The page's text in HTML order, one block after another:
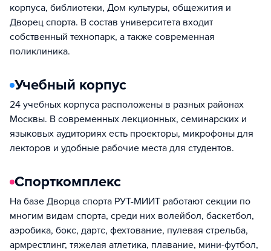
корпуса, библиотеки, Дом культуры, общежития и
Дворец спорта. В состав университета входит
собственный технопарк, а также современная
поликлиника.
Учебный корпус
24 учебных корпуса расположены в разных районах
Москвы. В современных лекционных, семинарских и
языковых аудиториях есть проекторы, микрофоны для
лекторов и удобные рабочие места для студентов.
Спорткомплекс
На базе Дворца спорта РУТ-МИИТ работают секции по
многим видам спорта, среди них волейбол, баскетбол,
аэробика, бокс, дартс, фехтование, пулевая стрельба,
армрестлинг, тяжелая атлетика, плавание, мини-футбол,